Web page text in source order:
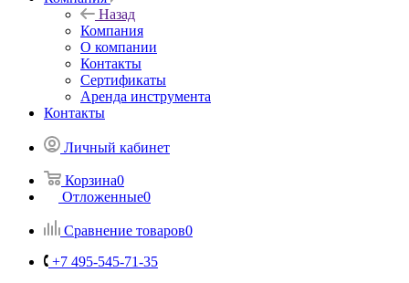
Назад
Компания
О компании
Контакты
Сертификаты
Аренда инструмента
Контакты
Личный кабинет
Корзина0
Отложенные0
Сравнение товаров0
+7 495-545-71-35